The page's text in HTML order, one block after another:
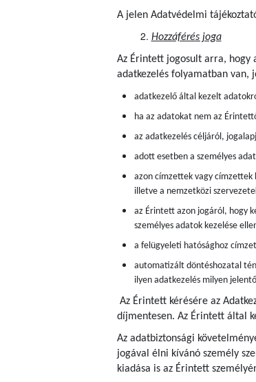
A jelen Adatvédelmi
Hozzáférés joga
Az Érintett jogosult arra, hogy
adatkezelés folyamatban van,
adatkezelő által kezelt
ha az adatokat nem az
az adatkezelés céljáról,
adott esetben a személyes
azon címzettek vagy
illetve a nemzetközi
az Érintett azon jogáról, hogy
személyes adatok kezelése
a felügyeleti hatósághoz
automatizált döntéshozatal
ilyen adatkezelés milyen
Az Érintett kérésére az
díjmentesen. Az Érintett által
Az adatbiztonsági
jogával élni kívánó személy
kiadása is az Érintett